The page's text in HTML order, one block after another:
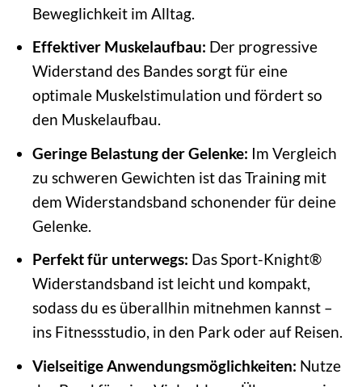
Beweglichkeit im Alltag.
Effektiver Muskelaufbau: Der progressive
Widerstand des Bandes sorgt für eine
optimale Muskelstimulation und fördert so
den Muskelaufbau.
Geringe Belastung der Gelenke: Im Vergleich
zu schweren Gewichten ist das Training mit
dem Widerstandsband schonender für deine
Gelenke.
Perfekt für unterwegs: Das Sport-Knight®
Widerstandsband ist leicht und kompakt,
sodass du es überallhin mitnehmen kannst –
ins Fitnessstudio, in den Park oder auf Reisen.
Vielseitige Anwendungsmöglichkeiten: Nutze